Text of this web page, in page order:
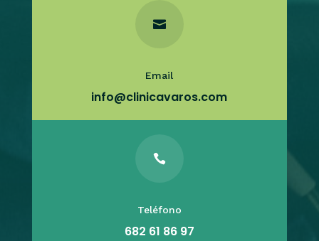

Email
info@clinicavaros.com

Teléfono
682 61 86 97